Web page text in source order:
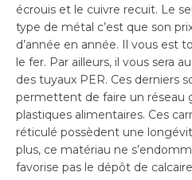
écrouis et le cuivre recuit. Le
type de métal c’est que son
d’année en année. Il vous est
le fer. Par ailleurs, il vous sera
des tuyaux PER. Ces derniers
permettent de faire un réseau
plastiques alimentaires. Ces
réticulé possèdent une
plus, ce matériau ne
favorise pas le dépôt de